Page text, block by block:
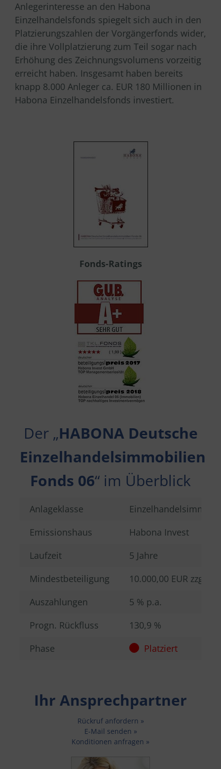
Anlegerinteresse an den Habona
Einzelhandelsfonds spiegelt sich auch in den
Platzierungszahlen der Vorgängerfonds wider,
die ihre Vollplatzierung zum Teil sogar nach
Erhöhung des Zeichnungsvolumens vorzeitig
erreicht haben. Insgesamt haben bereits
knapp 8.000 Anleger ca. EUR 180 Millionen in
Habona Einzelhandelsfonds investiert.
Fonds-Ratings
Der „HABONA Deutsche
Einzelhandelsimmobilien
Fonds 06“ im Überblick
Anlageklasse
Emissionshaus
Habona Invest
Laufzeit
5 Jahre
Mindestbeteiligung
10.000,00 EUR zzgl. 5
Auszahlungen
5 % p.a.
Progn. Rückfluss
130,9 %
Phase
Platziert
Ihr Ansprechpartner
Rückruf anfordern »
E-Mail senden »
Konditionen anfragen »